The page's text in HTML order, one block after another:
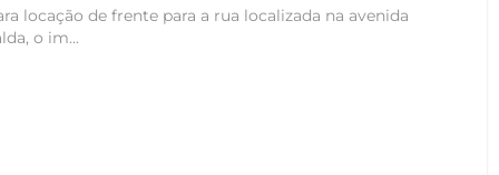
locação de frente para a rua localizada na avenida
o im...